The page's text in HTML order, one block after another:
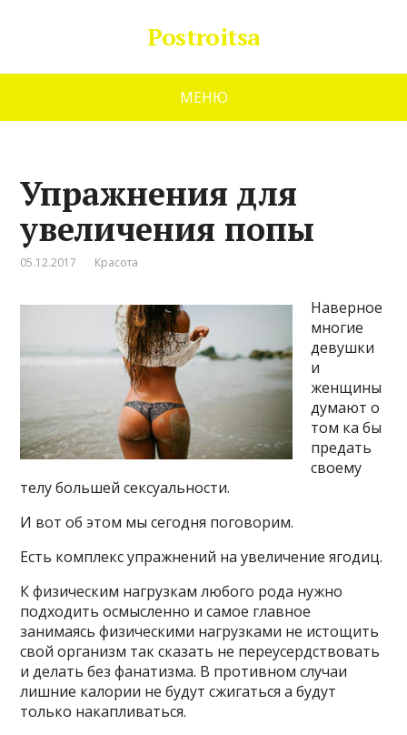
Postroitsa
МЕНЮ
Упражнения для
увеличения попы
05.12.2017 Красота
Наверное
многие
девушки
и
женщины
думают о
том ка бы
предать
своему
телу большей сексуальности.
И вот об этом мы сегодня поговорим.
Есть комплекс упражнений на увеличение ягодиц.
К физическим нагрузкам любого рода нужно
подходить осмысленно и самое главное
занимаясь физическими нагрузками не истощить
свой организм так сказать не переусердствовать
и делать без фанатизма. В противном случаи
лишние калории не будут сжигаться а будут
только накапливаться.